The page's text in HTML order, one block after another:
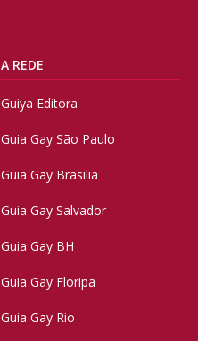
A REDE
Guiya Editora
Guia Gay São Paulo
Guia Gay Brasilia
Guia Gay Salvador
Guia Gay BH
Guia Gay Floripa
Guia Gay Rio